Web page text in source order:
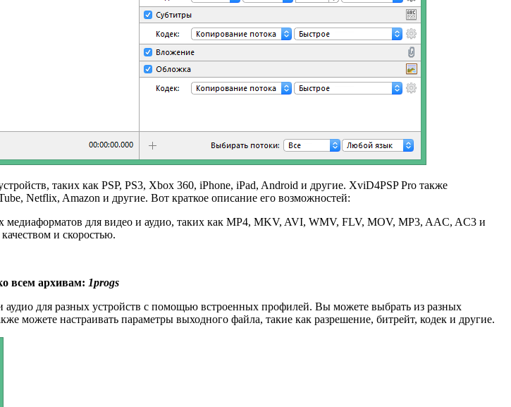
таких как PSP, PS3, Xbox 360, iPhone, iPad, Android и другие. XviD4PSP Pro также
Netflix, Amazon и другие. Вот краткое описание его возможностей:
для видео и аудио, таких как MP4, MKV, AVI, WMV, FLV, MOV, MP3, AAC, AC3 и
и скоростью.
всем архивам: 1progs
аудио для разных устройств с помощью встроенных профилей. Вы можете выбрать из разных
можете настраивать параметры выходного файла, такие как разрешение, битрейт, кодек и другие.